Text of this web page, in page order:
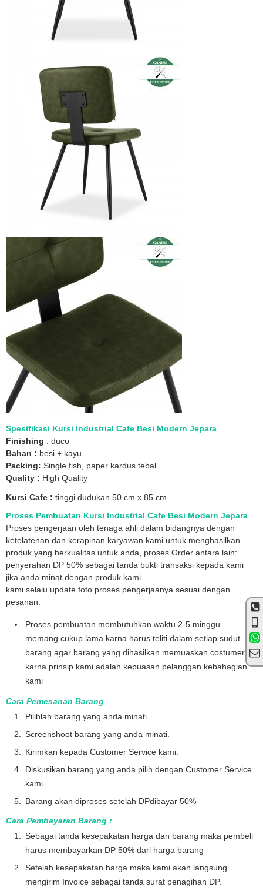
Spesifikasi Kursi Industrial Cafe Besi Modern Jepara
Finishing : duco
Bahan : besi + kayu
Packing: Single fish, paper kardus tebal
Quality : High Quality
Kursi Cafe : tinggi dudukan 50 cm x 85 cm
Proses Pembuatan Kursi Industrial Cafe Besi Modern Jepara
Proses pengerjaan oleh tenaga ahli dalam bidangnya dengan
ketelatenan dan kerapinan karyawan kami untuk menghasilkan
produk yang berkualitas untuk anda, proses Order antara lain:
penyerahan DP 50% sebagai tanda bukti transaksi kepada kami
jika anda minat dengan produk kami.
kami selalu update foto proses pengerjaanya sesuai dengan
pesanan.
Proses pembuatan membutuhkan waktu 2-5 minggu.
memang cukup lama karna harus teliti dalam setiap sudut
barang agar barang yang dihasilkan memuaskan costumer .
karna prinsip kami adalah kepuasan pelanggan kebahagian
kami
Cara Pemesanan Barang
Pilihlah barang yang anda minati.
Screenshoot barang yang anda minati.
Kirimkan kepada Customer Service kami.
Diskusikan barang yang anda pilih dengan Customer Service
kami.
Barang akan diproses setelah DPdibayar 50%
Cara Pembayaran Barang :
Sebagai tanda kesepakatan harga dan barang maka pembeli
harus membayarkan DP 50% dari harga barang
Setelah kesepakatan harga maka kami akan langsung
mengirim Invoice sebagai tanda surat penagihan DP.